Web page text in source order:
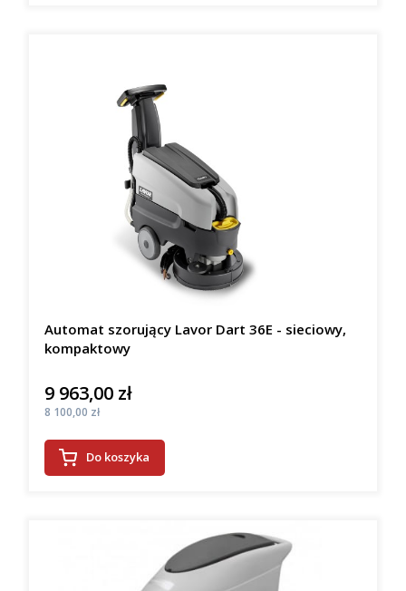
Automat szorujący Lavor Dart 36E - sieciowy,
kompaktowy
Cena
9 963,00 zł
Cena
8 100,00 zł
Do koszyka